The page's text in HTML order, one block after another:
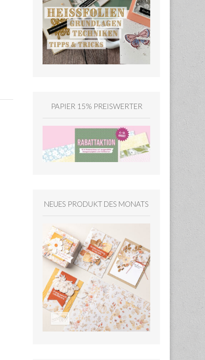
PAPIER 15% PREISWERTER
NEUES PRODUKT DES MONATS